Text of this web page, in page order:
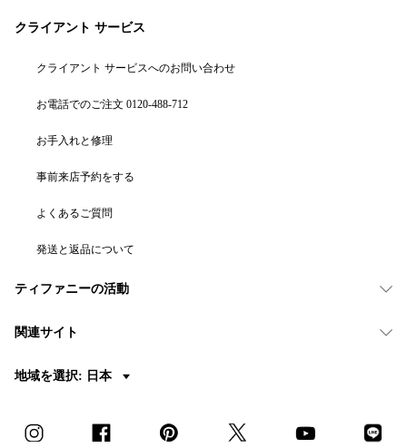
クライアント サービス
クライアント サービスへのお問い合わせ
お電話でのご注文 0120-488-712
お手入れと修理
事前来店予約をする
よくあるご質問
発送と返品について
ティファニーの活動
関連サイト
地域を選択: 日本